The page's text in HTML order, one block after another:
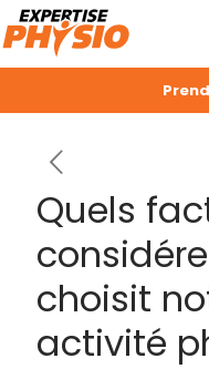
Quels
choisit
activité